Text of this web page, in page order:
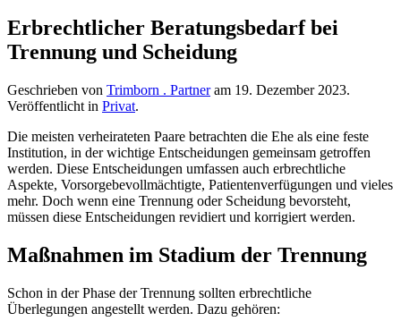
Erbrechtlicher Beratungsbedarf bei
Trennung und Scheidung
Geschrieben von Trimborn . Partneram 19. Dezember 2023.
Veröffentlicht in Privat.
Die meisten verheirateten Paare betrachten die Ehe als eine feste
Institution, in der wichtige Entscheidungen gemeinsam getroffen
werden. Diese Entscheidungen umfassen auch erbrechtliche
Aspekte, Vorsorgebevollmächtigte, Patientenverfügungen und vieles
mehr. Doch wenn eine Trennung oder Scheidung bevorsteht,
müssen diese Entscheidungen revidiert und korrigiert werden.
Maßnahmen im Stadium der Trennung
Schon in der Phase der Trennung sollten erbrechtliche
Überlegungen angestellt werden. Dazu gehören: